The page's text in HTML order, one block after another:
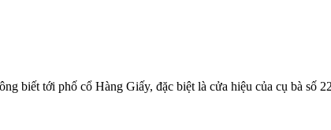
biết tới phố cổ Hàng Giấy, đặc biệt là cửa hiệu của cụ bà